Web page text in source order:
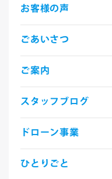
お客様の声
ごあいさつ
ご案内
スタッフブログ
ドローン事業
ひとりごと